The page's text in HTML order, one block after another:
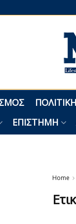
ΠΟΛΙΤΙΚΉ
ΕΠΙΣΤΉΜΗ
Home